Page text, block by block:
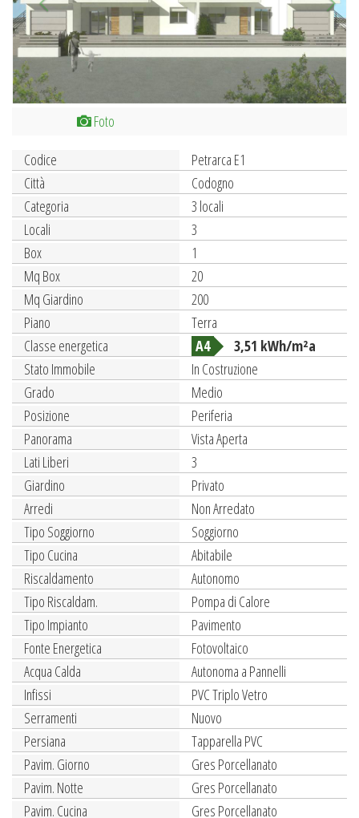
Foto
Codice
Petrarca E1
Città
Codogno
Categoria
3 locali
Locali
3
Box
1
Mq Box
20
Mq Giardino
200
Piano
Terra
Classe energetica
A4
3,51 kWh/m²a
Stato Immobile
In Costruzione
Grado
Medio
Posizione
Periferia
Panorama
Vista Aperta
Lati Liberi
3
Giardino
Privato
Arredi
Non Arredato
Tipo Soggiorno
Soggiorno
Tipo Cucina
Abitabile
Riscaldamento
Autonomo
Tipo Riscaldam.
Pompa di Calore
Tipo Impianto
Pavimento
Fonte Energetica
Fotovoltaico
Acqua Calda
Autonoma a Pannelli
Infissi
PVC Triplo Vetro
Serramenti
Nuovo
Persiana
Tapparella PVC
Pavim. Giorno
Gres Porcellanato
Pavim. Notte
Gres Porcellanato
Pavim. Cucina
Gres Porcellanato